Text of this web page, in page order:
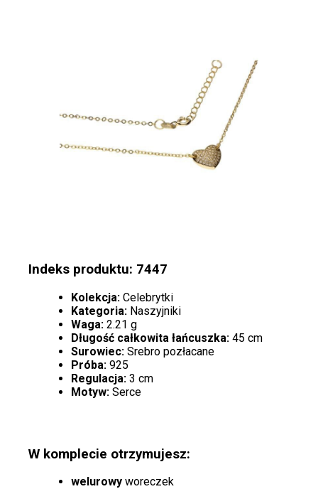
Indeks produktu: 7447
Kolekcja: Celebrytki
Kategoria: Naszyjniki
Waga: 2.21 g
Długość całkowita łańcuszka: 45 cm
Surowiec: Srebro pozłacane
Próba: 925
Regulacja: 3 cm
Motyw: Serce
W komplecie otrzymujesz:
welurowy woreczek